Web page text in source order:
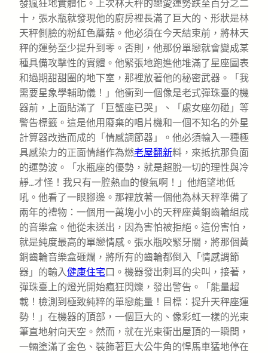
發瘋狂地實體化。上次林天秤的戀愛運勢跌至百分之二
十，張水瓶就發現他的廚房裡長滿了巨大的、形狀是林
天秤側臉的粉紅色蘑菇。他必須在今天結束前，將林天
秤的運勢至少提升到零。否則，他那份單戀就會變成某
種具備攻擊性的實體。他緊張地跑進他堆滿了星座圖表
和過期甜甜圈的地下室，那裡放著他的秘密武器。「我
需要星象學輔助儀！」他衝到一個像是老式彈珠臺的機
器前，上面貼滿了「巨蟹座已哭」、「處女座勿碰」等
警告標籤。這是他用廢棄的唱片機和一個不知名的外星
計算器改造而成的「情感調節器」。他必須輸入一種極
具感染力的正面情緒作為燃老屋翻新料，來抵抗那負面
的運勢波。「水瓶座的優勢，就是超脫一切的理性與冷
靜…才怪！我只有一腔熱血的傻氣啊！」他絕望地低
吼。他看了一眼腳邊。那裡放著一個他為林天秤準備了
兩年的禮物：一個用一萬塊小小的天秤座黃銅齒輪組成
的音樂盒。他從未送出，因為害怕被拒絕。這份害怕，
就是純度最高的單戀情感。張水瓶咬緊牙關，將那個黃
銅齒輪音樂盒砸爛，將所有的齒輪都倒入「情感調節
器」的輸入健康住宅口。機器發出刺耳的尖叫，接著，
彈珠臺上的燈光開始瘋狂閃爍，發出警告。「能量超
載！檢測到極致純粹的單戀能量！目標：提升天秤座運
勢！」在機器的頂部，一個巨大的、像彩虹一樣的光束
筆直地射向天空。然而，就在光束衝出屋頂的一瞬間，
一輛塗滿了金色、裝飾著巨大公牛角的悍馬車猛地停在